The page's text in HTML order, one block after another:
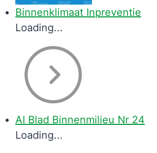
Binnenklimaat Inpreventie
Loading...
AI Blad Binnenmilieu Nr 24
Loading...